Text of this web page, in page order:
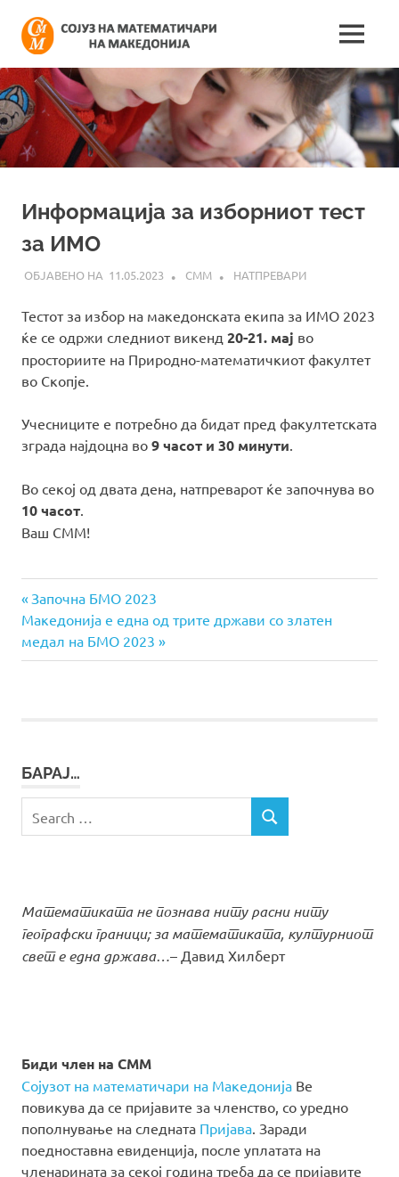
content
на
на
Македонија
информации
поврзани
со
работата
на
MENU
Информациja за изборниот тест
за ИМО
11.05.2023 СММ НАТПРЕВАРИ
Тестот за избор на македонската екипа за ИМО 2023
ќе се одржи следниот викенд 20-21. мај во
просториите на Природно-математичкиот факултет
во Скопје.
Учесниците е потребно да бидат пред факултетската
зграда најдоцна во 9 часот и 30 минути
Во секој од двата дена, натпреварот ќе започнува во
10 часот
Ваш СММ!
Навигација
на
Previous
Post:
Започна БМО 2023
Next
Post:
Македонија е една од трите држави со златен
медал на БМО 2023
БАРАЈ…
for:
SEARCH
Математиката не познава ниту расни ниту
географски граници; за математиката, културниот
свет е една држава…– Давид Хилберт
Биди член на СММ
Сојузот на математичари на Македонија Ве
повикува да се пријавите за членство, со уредно
пополнување на следната Пријава . Заради
поедноставна евиденција, после уплатата на
членарината за секој година треба да се пријавите